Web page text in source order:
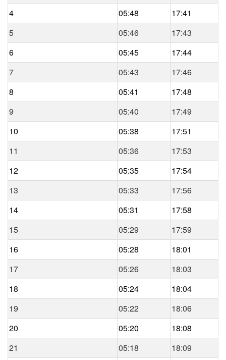
4
05:48
17:41
5
05:46
17:43
6
05:45
17:44
7
05:43
17:46
8
05:41
17:48
9
05:40
17:49
10
05:38
17:51
11
05:36
17:53
12
05:35
17:54
13
05:33
17:56
14
05:31
17:58
15
05:29
17:59
16
05:28
18:01
17
05:26
18:03
18
05:24
18:04
19
05:22
18:06
20
05:20
18:08
21
05:18
18:09